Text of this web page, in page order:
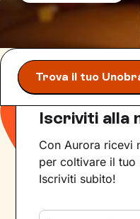
Trova il tuo
Iscriviti alla
Con Aurora ricevi
per coltivare il tuo
Iscriviti subito!